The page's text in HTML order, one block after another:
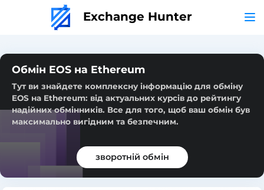
Exchange Hunter
Обмін EOS на Ethereum
Тут ви знайдете комплексну інформацію для обміну
EOS на Ethereum: від актуальних курсів до рейтингу
надійних обмінників. Все для того, щоб ваш обмін був
максимально вигідним та безпечним.
зворотній обмін